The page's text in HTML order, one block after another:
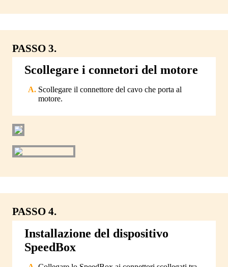
PASSO 3.
Scollegare i connetori del motore
Scollegare il connettore del cavo che porta al
motore.
PASSO 4.
Installazione del dispositivo
SpeedBox